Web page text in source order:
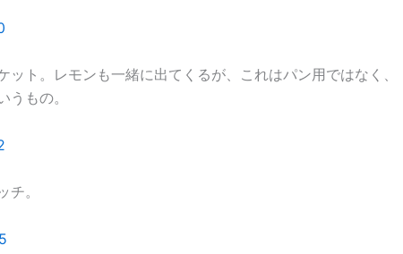
ット。レモンも一緒に出てくるが、これはパン用ではなく、
もの。
。